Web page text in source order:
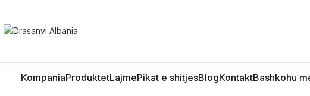
KompaniaProduktetLajmePikat e shitjesBlogKontaktBashkohu